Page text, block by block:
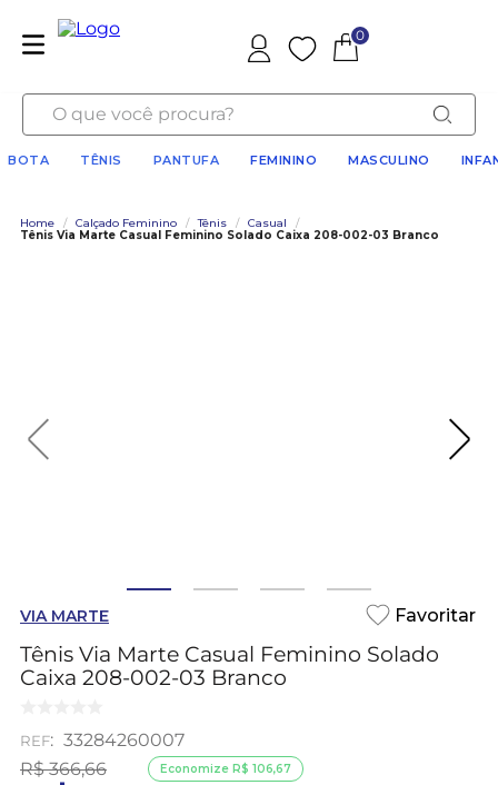
Favoritos
0
O que você procura?
BOTA TÊNIS PANTUFA FEMININO MASCULINO
Home / Calçado Feminino / Tênis / Casual
/
Tênis Via Marte Casual Feminino Solado Caixa 208-002-03 Branco
VIA MARTE
Tênis Via Marte Casual Feminino Solado
Caixa 208-002-03 Branco
: 33284260007
R$ 366,66 Economize R$ 106,67